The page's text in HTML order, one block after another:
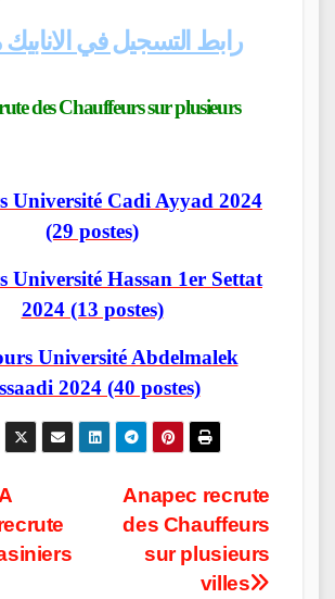
رابط التسجيل في الانابيك
des Chauffeurs sur plusieurs
Université Cadi Ayyad 2024
(29 postes)
Université Hassan 1er Settat
2024 (13 postes)
Université Abdelmalek
2024 (40 postes)
Anapec recrute
des Chauffeurs
sur plusieurs
villes